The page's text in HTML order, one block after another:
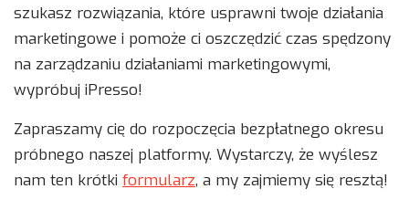
szukasz rozwiązania, które usprawni twoje działania
marketingowe i pomoże ci oszczędzić czas spędzony
na zarządzaniu działaniami marketingowymi,
wypróbuj iPresso!
Zapraszamy cię do rozpoczęcia bezpłatnego okresu
próbnego naszej platformy. Wystarczy, że wyślesz
nam ten krótki formularz, a my zajmiemy się resztą!